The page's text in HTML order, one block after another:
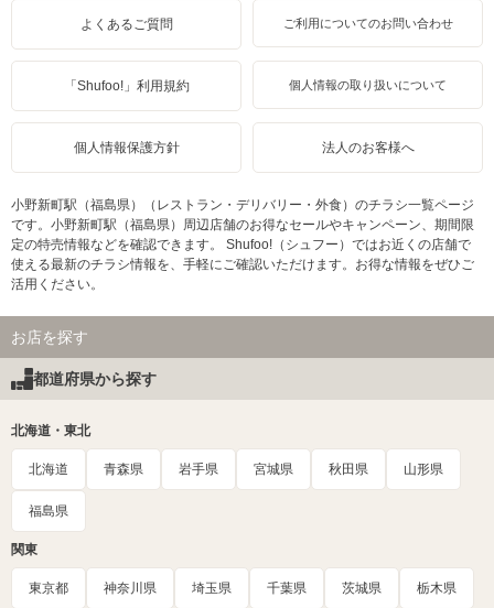
よくあるご質問 ご利用についてのお問い合わせ
「Shufoo!」利用規約 個人情報の取り扱いについて
個人情報保護方針 法人のお客様へ
小野新町駅（福島県）（レストラン・デリバリー・外食）のチラシ一覧ページ
です。小野新町駅（福島県）周辺店舗のお得なセールやキャンペーン、期間限
定の特売情報などを確認できます。 Shufoo!（シュフー）ではお近くの店舗で
使える最新のチラシ情報を、手軽にご確認いただけます。お得な情報をぜひご
活用ください。
お店を探す
都道府県から探す
北海道・東北
北海道 青森県 岩手県 宮城県 秋田県 山形県
福島県
関東
東京都 神奈川県 埼玉県 千葉県 茨城県 栃木県